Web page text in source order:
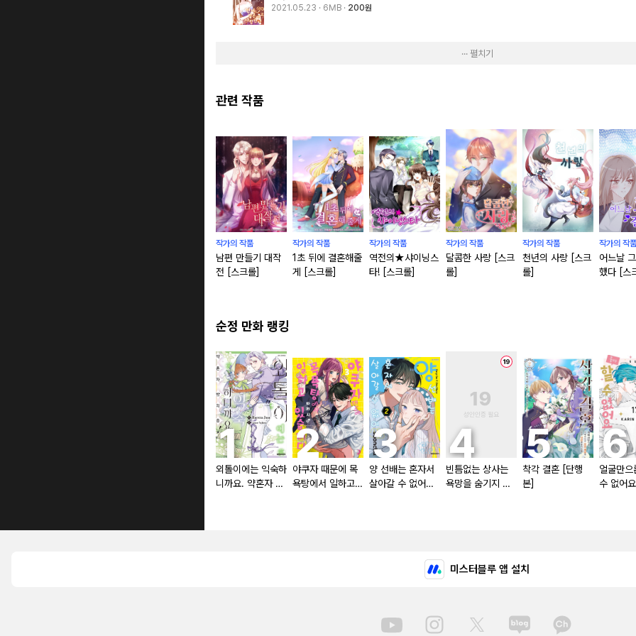
2021.05.23 · 6MB 200원
··· 펼치기
관련 작품
작가의 작품
남편 만들기 대작
전 [스크롤]
작가의 작품
1초 뒤에 결혼해줄
게 [스크롤]
작가의 작품
역전의★샤이닝스
타! [스크롤]
작가의 작품
달콤한 사랑 [스크
롤]
작가의 작품
천년의 사랑 [스크
롤]
작가의 작품
어느날
했다 [스
순정 만화 랭킹
외톨이에는 익숙하
니까요. 약혼자 방
야쿠자 때문에 목
욕탕에서 일하고
양 선배는 혼자서
살아갈 수 없어
빈틈없는 상사는
욕망을 숨기지 않
착각 결혼 [단행
본]
얼굴만
수 없어
미스터블루 앱 설치